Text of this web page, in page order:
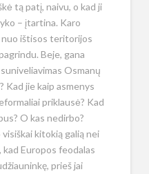
tą patį, naivu, o kad ji
– įtartina. Karo
ištisos teritorijos
Beje, gana
Osmanų
Kad jie kaip asmenys
priklausė? Kad
O kas nedirbo?
kitokią galią nei
Europos feodalas
prieš jai